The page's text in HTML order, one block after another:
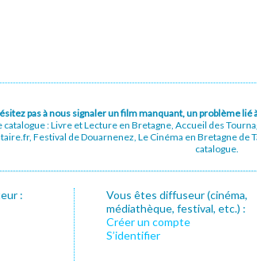
pas à nous signaler un film manquant, un problème
catalogue : Livre et Lecture en Bretagne, Accueil des
Festival de Douarnenez, Le Cinéma en Bretagne de
catalogue.
:
Vous êtes diffuseur (cinéma,
médiathèque, festival, etc.) :
Créer un compte
S’identifier